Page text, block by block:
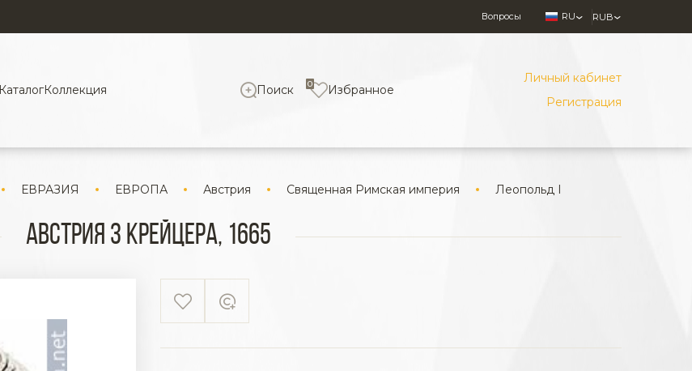
Вопросы RU RUB
КаталогКоллекция Поиск Избранное
0
Личный кабинет
Регистрация
ЕВРАЗИЯ ЕВРОПА Австрия Священная Римская империя Леопольд I
Австрия 3 крейцера, 1665